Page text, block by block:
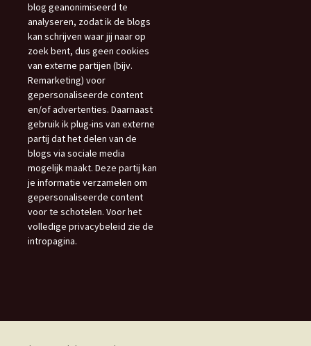
blog geanonimiseerd te
analyseren, zodat ik de blogs
kan schrijven waar jij naar op
zoek bent, dus geen cookies
van externe partijen (bijv.
Remarketing) voor
gepersonaliseerde content
en/of advertenties. Daarnaast
gebruik ik plug-ins van externe
partij dat het delen van de
blogs via sociale media
mogelijk maakt. Deze partij kan
je informatie verzamelen om
gepersonaliseerde content
voor te schotelen. Voor het
volledige privacybeleid zie de
intropagina.